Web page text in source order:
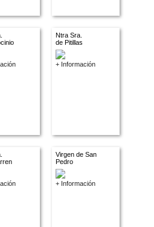
Ntra Sra.
de Pitillas
+ Información
Virgen de San
Pedro
+ Información